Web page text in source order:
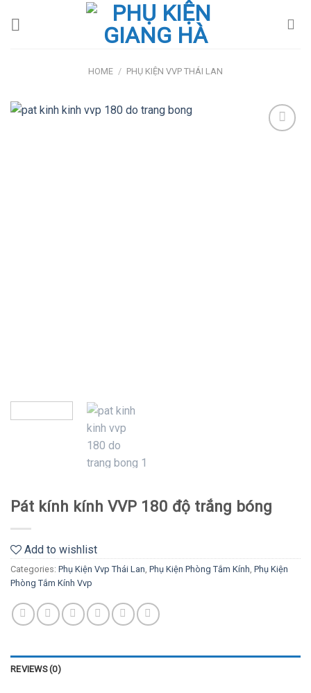
HOME / PHỤ KIỆN VVP THÁI LAN
Pát kính kính VVP 180 độ trắng bóng
Add to wishlist
Categories: Phụ Kiện Vvp Thái Lan, Phụ Kiện Phòng Tắm Kính, Phụ Kiện
Phòng Tắm Kính Vvp
REVIEWS (0)